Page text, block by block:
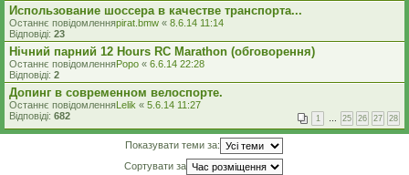
Использование шоссера в качестве транспорта...
Останнє повідомленняpirat.bmw « 8.6.14 11:14
Відповіді: 23
Нічний парний 12 Hours RC Marathon (обговорення)
Останнє повідомленняPopo « 6.6.14 22:28
Відповіді: 2
Допинг в современном велоспорте.
Останнє повідомленняLelik « 5.6.14 11:27
Відповіді: 682 1 … 25 26 27 28
Показувати теми за:
Сортувати за